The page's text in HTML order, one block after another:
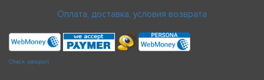
Оплата, доставка, условия возврата
Check passport